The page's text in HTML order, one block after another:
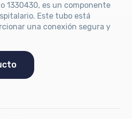
1330430, es un componente
Este tubo está
una conexión segura y